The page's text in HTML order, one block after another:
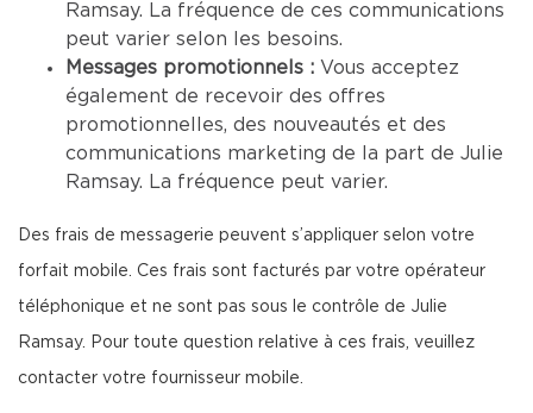
Ramsay. La fréquence de ces communications
peut varier selon les besoins.
Messages promotionnels : Vous acceptez
également de recevoir des offres
promotionnelles, des nouveautés et des
communications marketing de la part de Julie
Ramsay. La fréquence peut varier.
Des frais de messagerie peuvent s’appliquer selon votre
forfait mobile. Ces frais sont facturés par votre opérateur
téléphonique et ne sont pas sous le contrôle de Julie
Ramsay. Pour toute question relative à ces frais, veuillez
contacter votre fournisseur mobile.